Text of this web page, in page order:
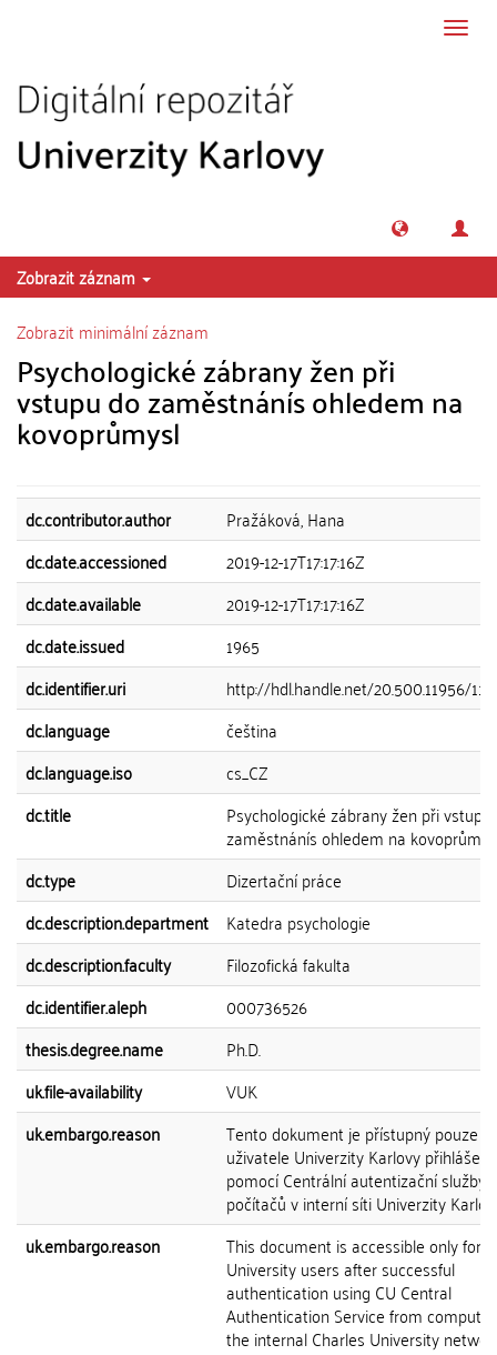
Zobrazit záznam
Zobrazit minimální záznam
Psychologické zábrany žen při
vstupu do zaměstnánís ohledem na
kovoprůmysl
dc.contributor.author
Pražáková, Hana
dc.date.accessioned
2019-12-17T17:17:16Z
dc.date.available
2019-12-17T17:17:16Z
dc.date.issued
1965
dc.identifier.uri
http://hdl.handle.net/20.500.11956/
dc.language
čeština
dc.language.iso
cs_CZ
dc.title
Psychologické zábrany žen při
zaměstnánís ohledem na
dc.type
Dizertační práce
dc.description.department
Katedra psychologie
dc.description.faculty
Filozofická fakulta
dc.identifier.aleph
000736526
thesis.degree.name
Ph.D.
uk.file-availability
VUK
uk.embargo.reason
Tento dokument je přístupný pouze
uživatele Univerzity Karlovy přihlášené
pomocí Centrální autentizační služby
počítačů v interní síti Univerzity
uk.embargo.reason
This document is accessible only for
University users after successful
authentication using CU Central
Authentication Service from
the internal Charles University